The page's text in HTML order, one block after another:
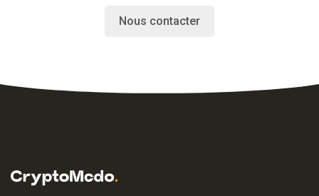
Nous contacter